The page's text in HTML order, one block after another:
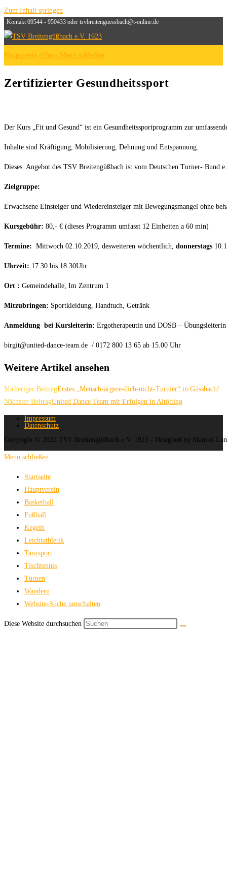
Zum Inhalt springen
Kontakt 09544 - 950433 oder tsvbreitenguessbach@t-online.de
Hauptmenü öffnen Menü schließen
Zertifizierter Gesundheitssport
Der Kurs „Fit und Gesund“ ist ein Gesundheitssportprogramm zur
Inhalte sind Kräftigung, Mobilisierung,
Dieses Angebot des TSV Breitengüßbach ist vom Deutschen Turner- Bund
Zielgruppe:
Erwachsene Einsteiger und Wiedereinsteiger mit Bewegungsmangel ohne
Kursgebühr: 80,- € (dieses Programm umfasst 12 Einheiten a 60 min)
Termine: Mittwoch 02.10.2019, desweiteren wöchentlich, donnerstags
Uhrzeit: 17.30 bis 18.30Uhr
Ort : Gemeindehalle, Im Zentrum 1
Mitzubringen: Sportkleidung, Handtuch, Getränk
Anmeldung bei Kursleiterin: Ergotherapeutin und DOSB –
birgit@united-dance-team.de / 0172 800 13 65 ab 15.00 Uhr
Weitere Artikel ansehen
Vorheriger BeitragErstes „Mensch-ärgere-dich-nicht-Turnier“ in Güssbach!
Nächster BeitragUnited Dance Team mit Erfolgen in Altötting
Impressum
Datenschutz
Copyright © 2022 TSV Breitengüßbach e.V. 1923 - Designed by Manuel
Menü schließen
Startseite
Hauptverein
Basketball
Fußball
Kegeln
Leichtathletik
Tanzsport
Tischtennis
Turnen
Wandern
Website-Suche umschalten
Diese Website durchsuchen